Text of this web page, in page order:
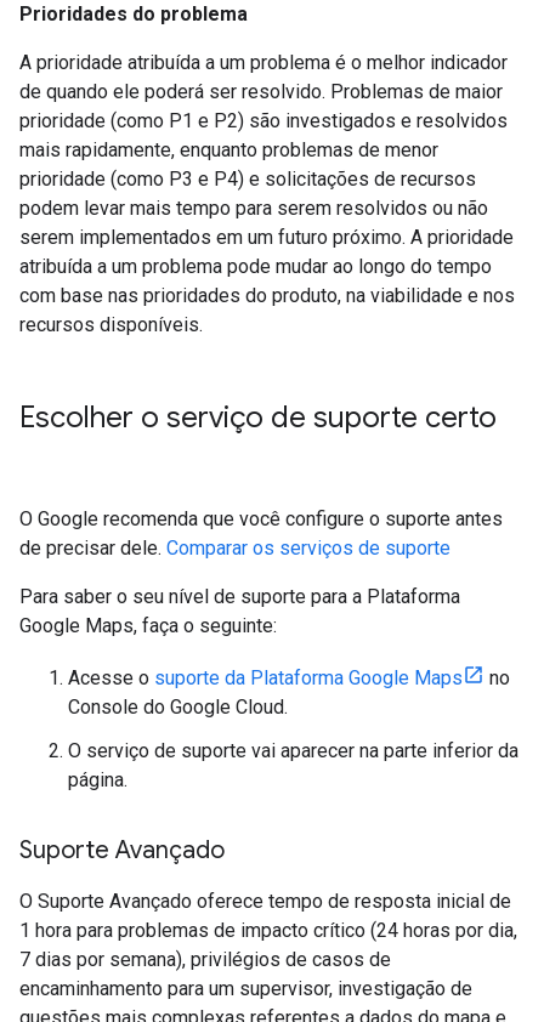
Prioridades do problema
A prioridade atribuída a um problema é o melhor indicador
de quando ele poderá ser resolvido. Problemas de maior
prioridade (como P1 e P2) são investigados e resolvidos
mais rapidamente, enquanto problemas de menor
prioridade (como P3 e P4) e solicitações de recursos
podem levar mais tempo para serem resolvidos ou não
serem implementados em um futuro próximo. A prioridade
atribuída a um problema pode mudar ao longo do tempo
com base nas prioridades do produto, na viabilidade e nos
recursos disponíveis.
Escolher o serviço de suporte certo
O Google recomenda que você configure o suporte antes
de precisar dele. Comparar os serviços de suporte
Para saber o seu nível de suporte para a Plataforma
Google Maps, faça o seguinte:
Acesse o suporte da Plataforma Google Maps
no
Console do Google Cloud.
O serviço de suporte vai aparecer na parte inferior da
página.
Suporte Avançado
O Suporte Avançado oferece tempo de resposta inicial de
1 hora para problemas de impacto crítico (24 horas por dia,
7 dias por semana), privilégios de casos de
encaminhamento para um supervisor, investigação de